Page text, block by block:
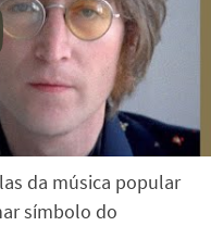
da música popular
símbolo do